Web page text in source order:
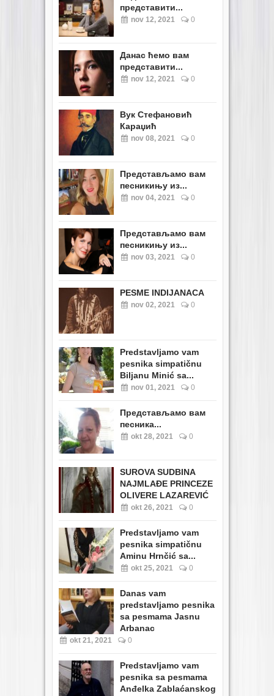
представити...
nov 12, 2021 0
Данас ћемо вам
представити...
nov 12, 2021 0
Вук Стефановић
Караџић
nov 08, 2021 0
Представљамо вам
песникињу из...
nov 04, 2021 0
Представљамо вам
песникињу из...
nov 03, 2021 0
PESME INDIJANACA
nov 02, 2021 0
Predstavljamo vam
pesnika simpatičnu
Biljanu Minić sa...
nov 01, 2021 0
Представљамо вам
песника...
okt 28, 2021 0
SUROVA SUDBINA
NAJMLAĐE PRINCEZE
OLIVERE LAZAREVIĆ
okt 26, 2021 0
Predstavljamo vam
pesnika simpatičnu
Aminu Hrnčić sa...
okt 25, 2021 0
Danas vam
predstavljamo pesnika
sa pesmama Jasnu
Arbanac
okt 21, 2021 0
Predstavljamo vam
pesnika sa pesmama
Anđelka Zablaćanskog